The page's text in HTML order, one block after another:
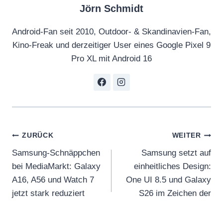
Jörn Schmidt
Android-Fan seit 2010, Outdoor- & Skandinavien-Fan,
Kino-Freak und derzeitiger User eines Google Pixel 9
Pro XL mit Android 16
Beitragsnavigation
ZURÜCK
Samsung-Schnäppchen
bei MediaMarkt: Galaxy
A16, A56 und Watch 7
jetzt stark reduziert
WEITER
Samsung setzt auf
einheitliches Design:
One UI 8.5 und Galaxy
S26 im Zeichen der